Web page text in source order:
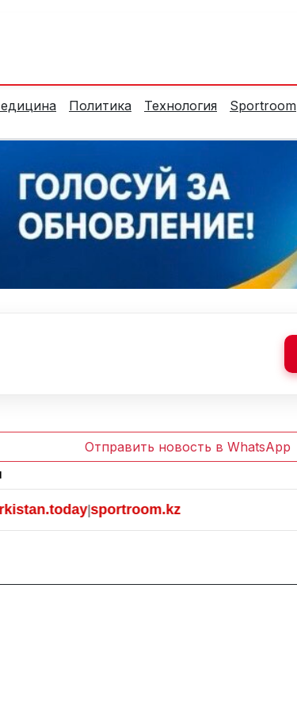
Политика Технология Sportroom
Отправить новость в WhatsApp
|sportroom.kz